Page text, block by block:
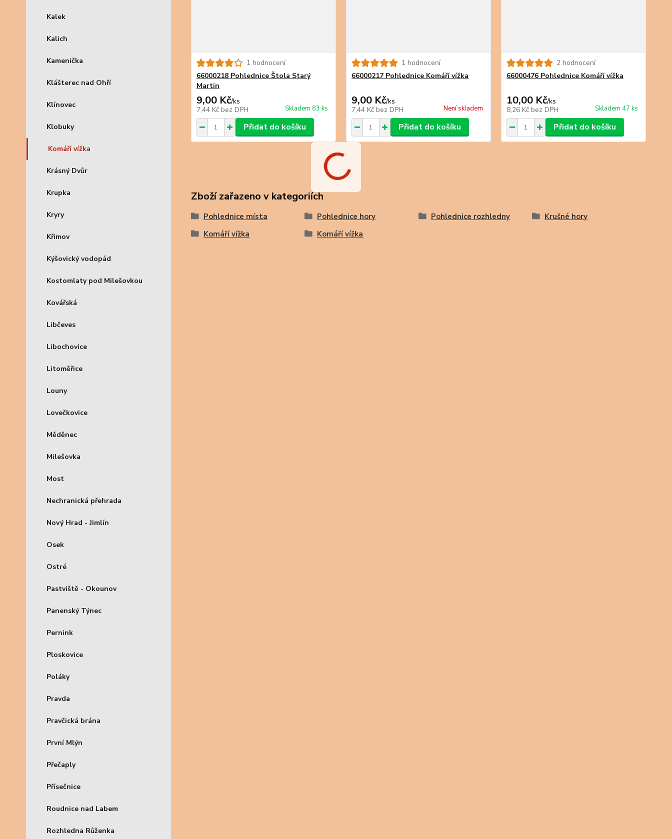
Kalek
Kalich
Kamenička
Klášterec nad Ohří
Klínovec
Klobuky
Komáří vížka
Krásný Dvůr
Krupka
Kryry
Křimov
Kýšovický vodopád
Kostomlaty pod Milešovkou
Kovářská
Libčeves
Libochovice
Litoměřice
Louny
Lovečkovice
Měděnec
Milešovka
Most
Nechranická přehrada
Nový Hrad - Jimlín
Osek
Ostré
Pastviště - Okounov
Panenský Týnec
Pernink
Ploskovice
Poláky
Pravda
Pravčická brána
První Mlýn
Přečaply
Přísečnice
Roudnice nad Labem
Rozhledna Růženka
1 hodnocení
66000218 Pohlednice Štola Starý
Martin
9,00 Kč/ks
7,44 Kč bez DPH Skladem 83 ks
Přidat do košíku
1 hodnocení
66000217 Pohlednice Komáří vížka
9,00 Kč/ks
7,44 Kč bez DPH Není skladem
Přidat do košíku
2 hodnocení
66000476 Pohlednice Komáří vížka
10,00 Kč/ks
8,26 Kč bez DPH Skladem 47 ks
Přidat do košíku
Zboží zařazeno v kategoriích
Pohlednice místa Pohlednice hory Pohlednice rozhledny
Krušné hory
Komáří vížka
Komáří vížka